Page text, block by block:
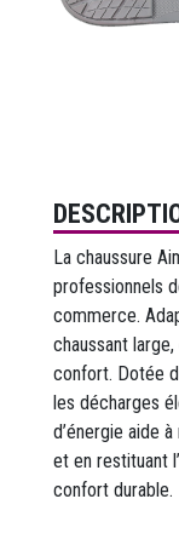
La chaussure
professionnels
commerce.
chaussant
confort. Dotée
les décharges
d’énergie aide
et en restituant
confort durable.